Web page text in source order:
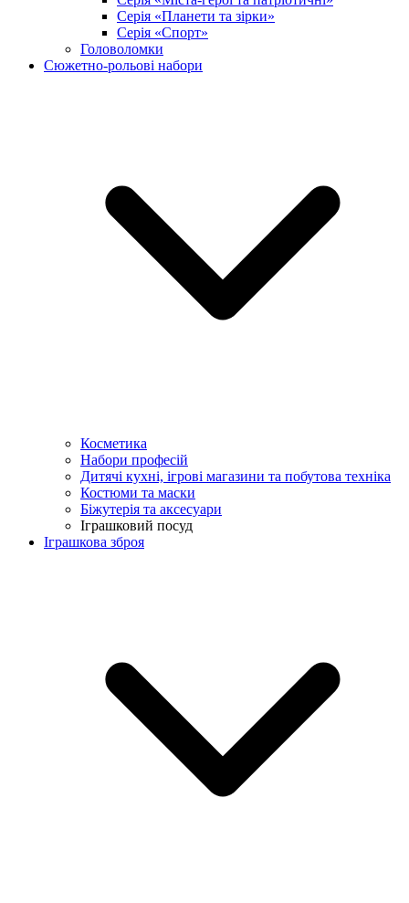
Серія «Планети та зірки»
Серія «Спорт»
Головоломки
Сюжетно-рольові набори
Косметика
Набори професій
Дитячі кухні, ігрові магазини та побутова техніка
Костюми та маски
Біжутерія та аксесуари
Іграшковий посуд
Іграшкова зброя